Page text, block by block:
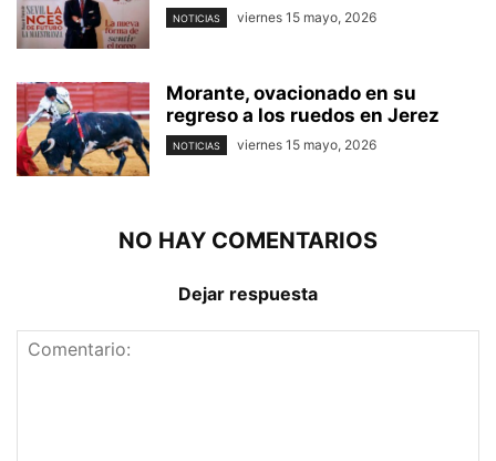
NOTICIAS viernes 15 mayo, 2026
Morante, ovacionado en su
regreso a los ruedos en Jerez
NOTICIAS viernes 15 mayo, 2026
NO HAY COMENTARIOS
Dejar respuesta